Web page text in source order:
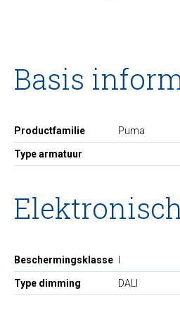
Basis
Productfamilie Puma
Type armatuur
Beschermingsklasse
Type dimming DALI